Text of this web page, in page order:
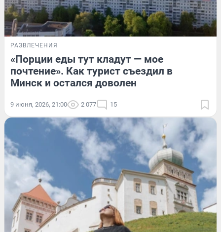
РАЗВЛЕЧЕНИЯ
«Порции еды тут кладут — мое
почтение». Как турист съездил в
Минск и остался доволен
9 июня, 2026, 21:00 2 077 15